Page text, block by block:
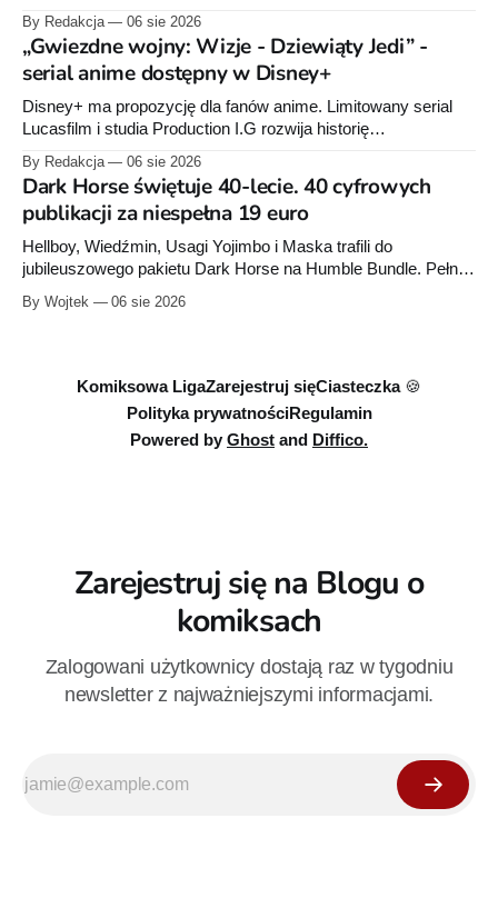
Przymierze z królem Arturem na czele. Pierwszy tom nowej
serii Avengers autorstwa Jeda MacKaya trafia do sklepów 12
sierpnia. Rzućcie okiem na przykładowe plansze.
By Redakcja 06 sie 2026
„Gwiezdne wojny: Wizje - Dziewiąty Jedi” -
serial anime dostępny w Disney+
Disney+ ma propozycję dla fanów anime. Limitowany serial
Lucasfilm i studia Production I.G rozwija historię
zapoczątkowaną w krótkometrażówkach „Dziewiąty Jedi”
oraz „Dziewiąty Jedi: Dziecko nadziei" z serii „Gwiezdne
wojny: Wizje”. Wszystkie osiem odcinków jest już dostępnych
w Disney+.
By Redakcja 06 sie 2026
Dark Horse świętuje 40-lecie. 40 cyfrowych
publikacji za niespełna 19 euro
Hellboy, Wiedźmin, Usagi Yojimbo i Maska trafili do
jubileuszowego pakietu Dark Horse na Humble Bundle. Pełny
zestaw obejmuje 40 cyfrowych publikacji i kosztuje 18,71
euro. Oferta kończy się 13 sierpnia.
By Wojtek 06 sie 2026
Komiksowa LigaZarejestruj sięCiasteczka 🍪
Polityka prywatnościRegulamin
Powered by Ghost and Diffico.
Zarejestruj się na Blogu o
komiksach
Zalogowani użytkownicy dostają raz w tygodniu
newsletter z najważniejszymi informacjami.